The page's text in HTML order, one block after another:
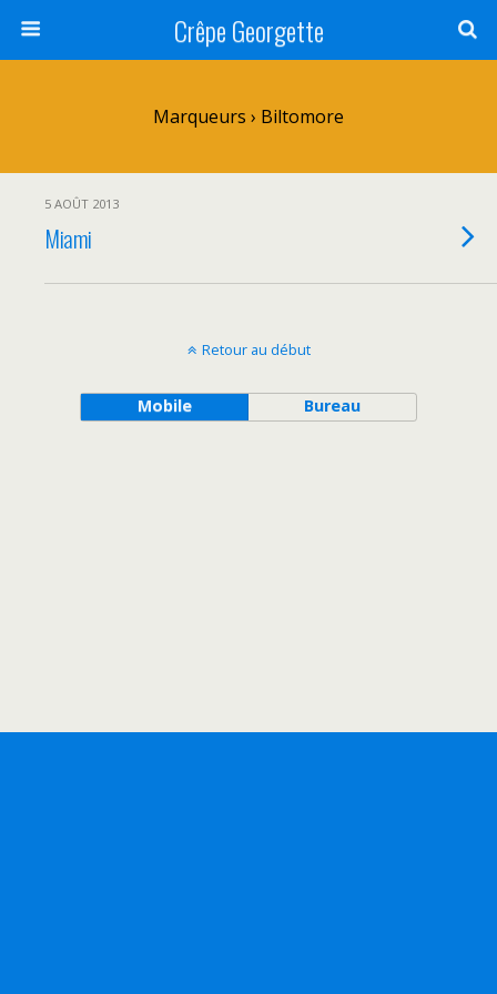
Crêpe Georgette
Marqueurs › Biltomore
5 AOÛT 2013
Miami
Retour au début
Mobile Bureau